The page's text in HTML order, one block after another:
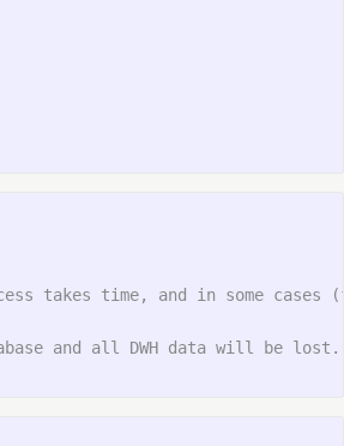
takes time, and in some cases
and all DWH data will be lost.